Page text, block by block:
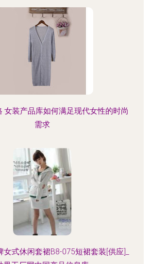
女装产品库如何满足现代女性的时尚
需求
式休闲套裙B8-075短裙套装[供应]_